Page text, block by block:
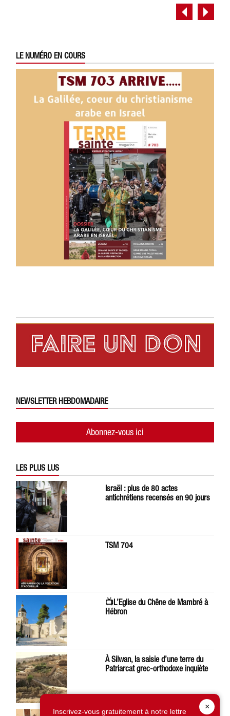
LE NUMÉRO EN COURS
NEWSLETTER HEBDOMADAIRE
Abonnez-vous ici
LES PLUS LUS
Israël : plus de 80 actes
antichrétiens recensés en 90 jours
TSM 704
📺L’Eglise du Chêne de Mambré à
Hébron
À Silwan, la saisie d’une terre du
Patriarcat grec-orthodoxe inquiète
×
Inscrivez-vous gratuitement à notre lettre